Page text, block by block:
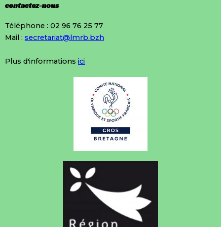
contactez-nous
Téléphone : 02 96 76 25 77
Mail : secretariat@lmrb.bzh
Plus d'informations ici